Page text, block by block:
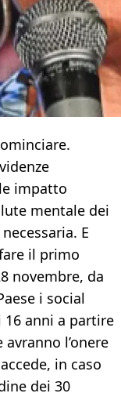
impatto
mentale dei
E
il primo
novembre, da
i social
anni a partire
l’onere
in caso
dei 30